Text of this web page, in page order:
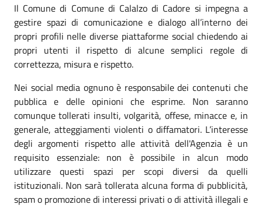
Il Comune di Comune di Calalzo di Cadore si impegna a
gestire spazi di comunicazione e dialogo all’interno dei
propri profili nelle diverse piattaforme social chiedendo ai
propri utenti il rispetto di alcune semplici regole di
correttezza, misura e rispetto.
Nei social media ognuno è responsabile dei contenuti che
pubblica e delle opinioni che esprime. Non saranno
comunque tollerati insulti, volgarità, offese, minacce e, in
generale, atteggiamenti violenti o diffamatori. L’interesse
degli argomenti rispetto alle attività dell'Agenzia è un
requisito essenziale: non è possibile in alcun modo
utilizzare questi spazi per scopi diversi da quelli
istituzionali. Non sarà tollerata alcuna forma di pubblicità,
spam o promozione di interessi privati o di attività illegali e